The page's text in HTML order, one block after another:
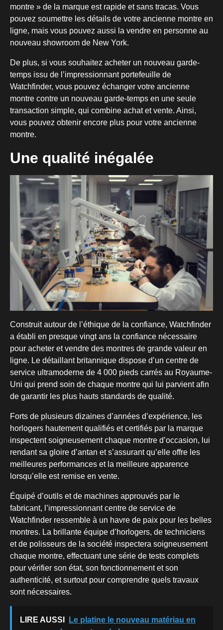
montre » de la marque est rapide et sans tracas. Vous
pouvez soumettre les détails de votre ancienne montre en
ligne, mais vous pouvez aussi la vendre en personne au
nouveau showroom de New York.
De plus, si vous souhaitez acheter un nouveau garde-
temps issu de l’impressionnant portefeuille de
Watchfinder, vous pouvez échanger votre ancienne
montre contre un nouveau garde-temps en une seule
transaction simple, qui combine achat et vente. Ainsi,
vous pouvez obtenir encore plus pour votre ancienne
montre.
Une qualité inégalée
Construit autour de l’éthique de la confiance, Watchfinder
a établi en presque vingt ans la confiance nécessaire
pour acheter et vendre des montres de grande valeur en
ligne. Le détaillant britannique dispose d’un centre de
service ultramoderne de 4 000 pieds carrés au Royaume-
Uni qui prend soin de chaque montre qui lui parvient afin
de garantir les plus hauts standards de qualité.
Forts de plusieurs dizaines d’années d’expérience, les
horlogers hautement qualifiés et certifiés par la marque
inspectent soigneusement chaque montre d’occasion, lui
rendant sa gloire d’antan et s’assurant qu’elle offre les
meilleures performances et la meilleure apparence
lorsqu’elle est remise en vente.
Équipé d’outils et de machines approuvés par le
fabricant, l’impressionnant centre de service de
Watchfinder ressemble à un havre de paix pour les belles
montres. La brillante équipe d’horlogers, de techniciens
et de polisseurs de la société inspectera soigneusement
chaque montre, effectuant une série de tests complets
pour vérifier son état, son fonctionnement et son
authenticité, et surtout pour comprendre quels travaux
sont nécessaires.
LIRE AUSSI
Le platine le nouveau matériau en